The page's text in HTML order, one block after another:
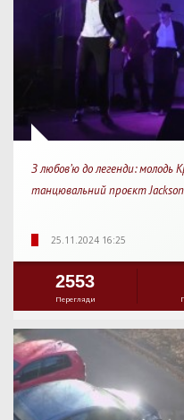
З любов’ю до легенди: молодь
танцювальний проєкт
25.11.2024 16:25
2553
Перегляди